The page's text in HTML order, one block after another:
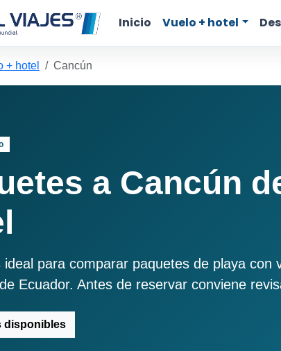
Inicio Vuelo + hotel
+ hotel Cancún
a Cancún
ideal para comparar paquetes de playa
Ecuador. Antes de reservar conviene
disponibles